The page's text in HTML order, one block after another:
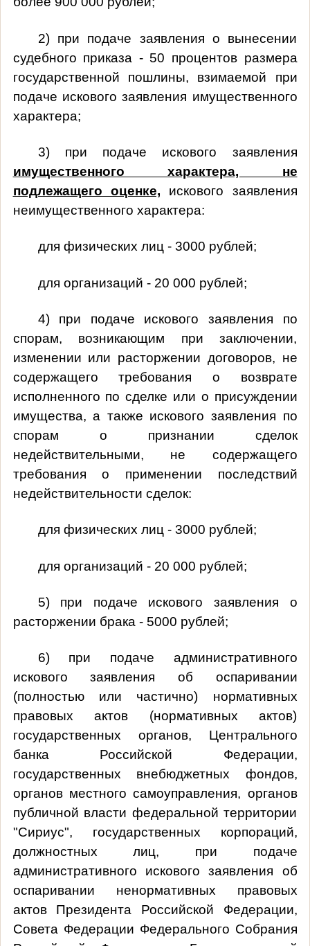
2) при подаче заявления о вынесении
судебного приказа - 50 процентов размера
государственной пошлины, взимаемой при
подаче искового заявления имущественного
характера;
3) при подаче искового заявления
имущественного характера, не
подлежащего оценке, искового заявления
неимущественного характера:
для физических лиц - 3000 рублей;
для организаций - 20 000 рублей;
4) при подаче искового заявления по
спорам, возникающим при заключении,
изменении или расторжении договоров, не
содержащего требования о возврате
исполненного по сделке или о присуждении
имущества, а также искового заявления по
спорам о признании сделок
недействительными, не содержащего
требования о применении последствий
недействительности сделок:
для физических лиц - 3000 рублей;
для организаций - 20 000 рублей;
5) при подаче искового заявления о
расторжении брака - 5000 рублей;
6) при подаче административного
искового заявления об оспаривании
(полностью или частично) нормативных
правовых актов (нормативных актов)
государственных органов, Центрального
банка Российской Федерации,
государственных внебюджетных фондов,
органов местного самоуправления, органов
публичной власти федеральной территории
"Сириус", государственных корпораций,
должностных лиц, при подаче
административного искового заявления об
оспаривании ненормативных правовых
актов Президента Российской Федерации,
Совета Федерации Федерального Собрания